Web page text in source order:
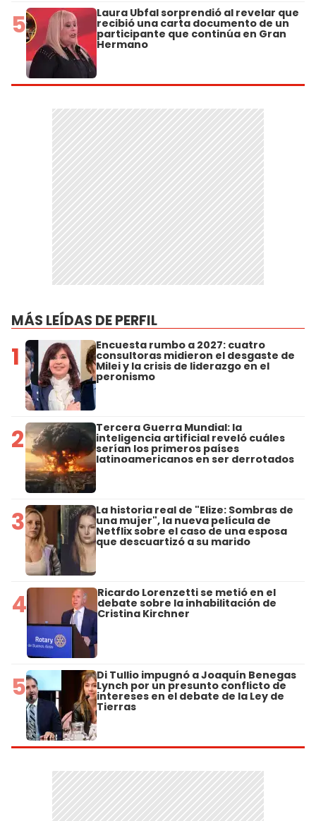
5 Laura Ubfal sorprendió al revelar que
recibió una carta documento de un
participante que continúa en Gran
Hermano
MÁS LEÍDAS DE PERFIL
1 Encuesta rumbo a 2027: cuatro
consultoras midieron el desgaste de
Milei y la crisis de liderazgo en el
peronismo
2 Tercera Guerra Mundial: la
inteligencia artificial reveló cuáles
serían los primeros países
latinoamericanos en ser derrotados
3 La historia real de "Elize: Sombras de
una mujer", la nueva película de
Netflix sobre el caso de una esposa
que descuartizó a su marido
4 Ricardo Lorenzetti se metió en el
debate sobre la inhabilitación de
Cristina Kirchner
5 Di Tullio impugnó a Joaquín Benegas
Lynch por un presunto conflicto de
intereses en el debate de la Ley de
Tierras